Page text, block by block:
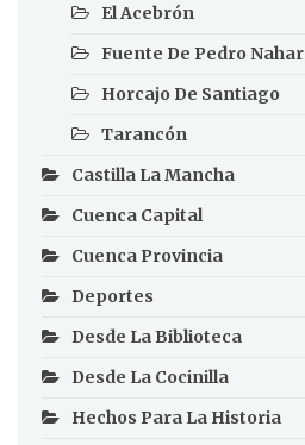
El Acebrón
Fuente De Pedro
Horcajo De Santiago
Tarancón
Castilla La Mancha
Cuenca Capital
Cuenca Provincia
Deportes
Desde La Biblioteca
Desde La Cocinilla
Hechos Para La Historia